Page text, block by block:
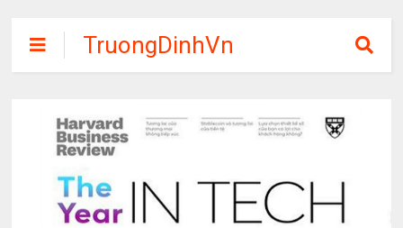
TruongDinhVn
Chia sẽ ebook,
phần mềm học
tập miễn phí